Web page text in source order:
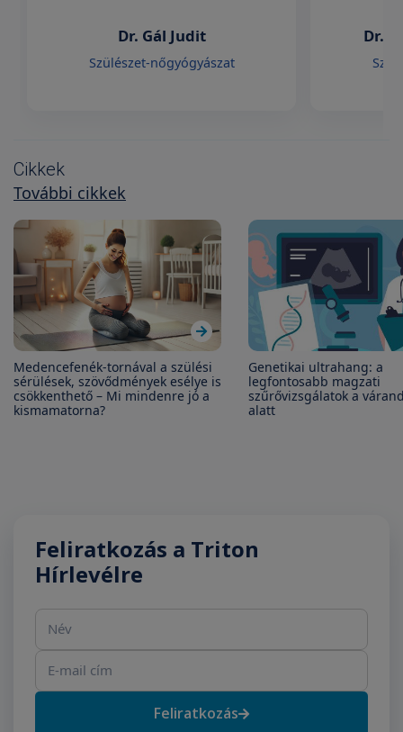
Dr. Gál Judit
Szülészet-nőgyógyászat
Dr.
Cikkek
További cikkek
Medencefenék-tornával a szülési
sérülések, szövődmények esélye is
csökkenthető – Mi mindenre jó a
kismamatorna?
Genetikai ultrahang: a
legfontosabb magzati
szűrővizsgálatok a
alatt
Feliratkozás a Triton
Hírlevélre
Név
E-mail cím
Feliratkozás